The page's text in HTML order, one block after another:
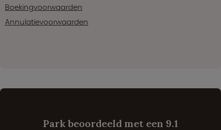
Boekingvoorwaarden
Annulatievoorwaarden
Park beoordeeld met een 9.1